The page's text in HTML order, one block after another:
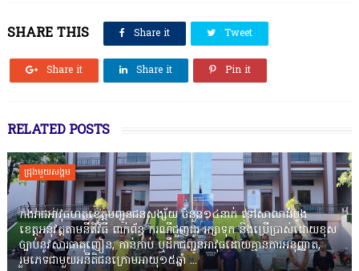
SHARE THIS Share it Tweet
Share it Share it Pin it
RELATED POSTS
ជ្រុងមួយសង្គម
កងរាជឣាវុធហត្ថខេត្តបញ្ជូនជនសង្ស័យ ចំនួន១៤នាក់ ទៅសាលាដំបូង
ខេត្តឣនុវត្តតាមនីតិវិធី ពាក់ព័ន្ធ ករណីជួញដូរ រក្សាទុក និងប្រើប្រាស់ដោយខុស
ច្បាប់នូវសារធាតុញៀន, កាន់កាប់ ឬដឹកជញ្ជូនអាវុធដោយគ្មានការអនុញ្ញាត,
រួមភេទជាមួយអនីតិជនក្រោមអាយុ១៥ឆ្នាំ ...